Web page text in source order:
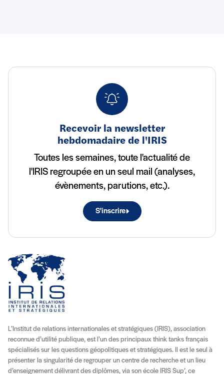
Recevoir la newsletter
hebdomadaire de l'IRIS
Toutes les semaines, toute l'actualité de
l'IRIS regroupée en un seul mail (analyses,
évènements, parutions, etc.).
S'inscrire
L’Institut de relations internationales et stratégiques (IRIS), association
reconnue d’utilité publique, est l’un des principaux think tanks français
spécialisés sur les questions géopolitiques et stratégiques. Il est le seul à
présenter la singularité de regrouper un centre de recherche et un lieu
d’enseignement délivrant des diplômes, via son école IRIS Sup’, ce